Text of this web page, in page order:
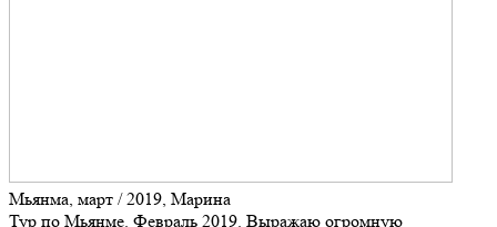
Мьянма, март / 2019, Марина
Тур по Мьянме. Февраль 2019. Выражаю огромную